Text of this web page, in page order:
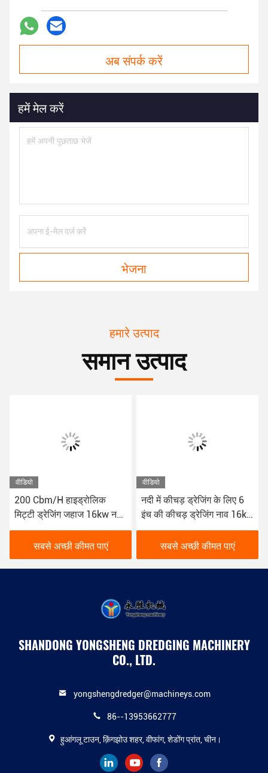
अब संपर्क करें
हमें मेल करें
भेजना
हमारे उत्पाद
समान उत्पाद
वीडियो
200 Cbm/H हाइड्रोलिक
मिट्टी ड्रेजिंग जहाज 16kw नदी
ड्रेजिंग के लिए इस्तेमाल लाल रंग
सबसे अच्छी कीमत पाएं
वीडियो
नदी में कीचड़ ड्रेजिंग के लिए 6
इंच की कीचड़ ड्रेजिंग नाव 16kw
डीजल हाइड्रोलिक ड्रेजर
सबसे अच्छी कीमत पाएं
SHANDONG YONGSHENG DREDGING MACHINERY
CO., LTD.
yongshengdredger@machineys.com
86--13953662777
हुआंगलू टाउन, क़िंगझोउ शहर, वीफांग, शेडोंग प्रांत, चीन।